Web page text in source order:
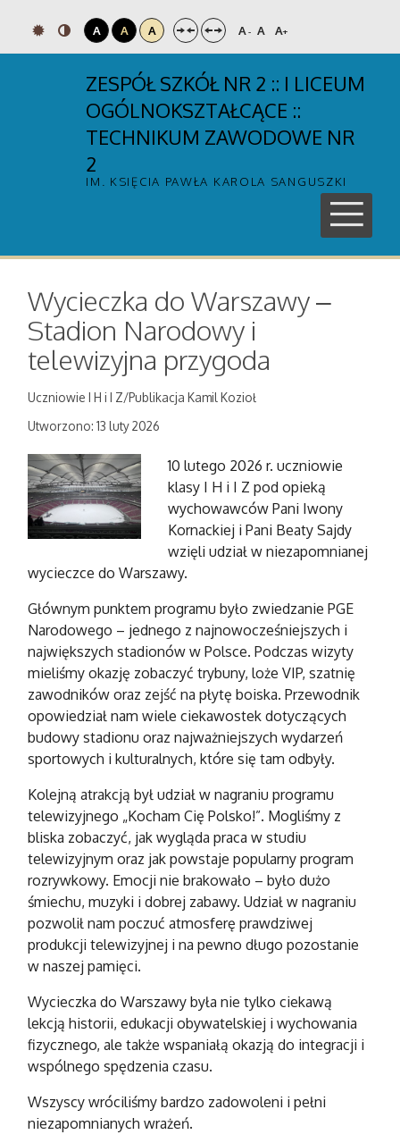
A A A A- A A+
ZESPÓŁ SZKÓŁ NR 2 :: I LICEUM
OGÓLNOKSZTAŁCĄCE ::
TECHNIKUM ZAWODOWE NR
2
IM. KSIĘCIA PAWŁA KAROLA SANGUSZKI
Wycieczka do Warszawy –
Stadion Narodowy i
telewizyjna przygoda
Uczniowie I H i I Z/Publikacja Kamil Kozioł
Utworzono: 13 luty 2026
10 lutego 2026 r. uczniowie
klasy I H i I Z pod opieką
wychowawców Pani Iwony
Kornackiej i Pani Beaty Sajdy
wzięli udział w niezapomnianej
wycieczce do Warszawy.
Głównym punktem programu było zwiedzanie PGE
Narodowego – jednego z najnowocześniejszych i
największych stadionów w Polsce. Podczas wizyty
mieliśmy okazję zobaczyć trybuny, loże VIP, szatnię
zawodników oraz zejść na płytę boiska. Przewodnik
opowiedział nam wiele ciekawostek dotyczących
budowy stadionu oraz najważniejszych wydarzeń
sportowych i kulturalnych, które się tam odbyły.
Kolejną atrakcją był udział w nagraniu programu
telewizyjnego „Kocham Cię Polsko!”. Mogliśmy z
bliska zobaczyć, jak wygląda praca w studiu
telewizyjnym oraz jak powstaje popularny program
rozrywkowy. Emocji nie brakowało – było dużo
śmiechu, muzyki i dobrej zabawy. Udział w nagraniu
pozwolił nam poczuć atmosferę prawdziwej
produkcji telewizyjnej i na pewno długo pozostanie
w naszej pamięci.
Wycieczka do Warszawy była nie tylko ciekawą
lekcją historii, edukacji obywatelskiej i wychowania
fizycznego, ale także wspaniałą okazją do integracji i
wspólnego spędzenia czasu.
Wszyscy wróciliśmy bardzo zadowoleni i pełni
niezapomnianych wrażeń.